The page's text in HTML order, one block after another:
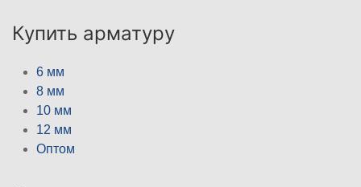
Купить арматуру
6 мм
8 мм
10 мм
12 мм
Оптом